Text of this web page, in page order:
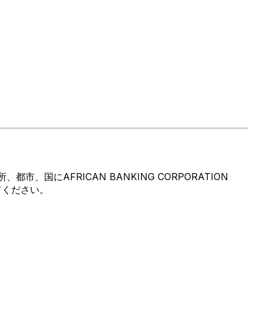
、都市、国にAFRICAN BANKING CORPORATION
ださい。